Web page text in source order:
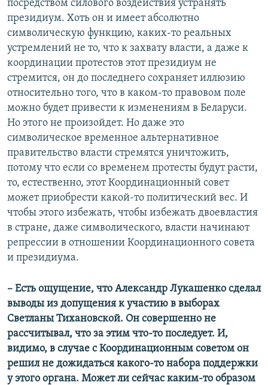
посредством силового воздействия устранять
президиум. Хоть он и имеет абсолютно
символическую функцию, каких-то реальных
устремлений не то, что к захвату власти, а даже к
координации протестов этот президиум не
стремится, он до последнего сохраняет иллюзию
относительно того, что в каком-то правовом поле
можно будет привести к изменениям в Беларуси.
Но этого не произойдет. Но даже это
символическое временное альтернативное
правительство власти стремятся уничтожить,
потому что если со временем протесты будут расти,
то, естественно, этот Координационный совет
может приобрести какой-то политический вес. И
чтобы этого избежать, чтобы избежать двоевластия
в стране, даже символического, власти начинают
репрессии в отношении Координационного совета
и президиума.
– Есть ощущение, что Александр Лукашенко сделал
выводы из допущения к участию в выборах
Светланы Тихановской. Он совершенно не
рассчитывал, что за этим что-то последует. И,
видимо, в случае с Координационным советом он
решил не дожидаться какого-то набора поддержки
у этого органа. Может ли сейчас каким-то образом